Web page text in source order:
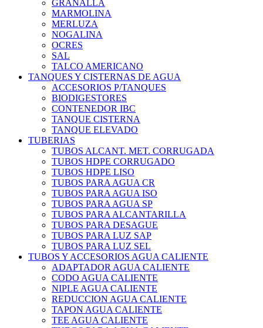
GRANALLA
MARMOLINA
MERLUZA
NOGALINA
OCRES
SAL
TALCO AMERICANO
TANQUES Y CISTERNAS DE AGUA
ACCESORIOS P/TANQUES
BIODIGESTORES
CONTENEDOR IBC
TANQUE CISTERNA
TANQUE ELEVADO
TUBERIAS
TUBOS ALCANT. MET. CORRUGADA
TUBOS HDPE CORRUGADO
TUBOS HDPE LISO
TUBOS PARA AGUA CR
TUBOS PARA AGUA ISO
TUBOS PARA AGUA SP
TUBOS PARA ALCANTARILLA
TUBOS PARA DESAGUE
TUBOS PARA LUZ SAP
TUBOS PARA LUZ SEL
TUBOS Y ACCESORIOS AGUA CALIENTE
ADAPTADOR AGUA CALIENTE
CODO AGUA CALIENTE
NIPLE AGUA CALIENTE
REDUCCION AGUA CALIENTE
TAPON AGUA CALIENTE
TEE AGUA CALIENTE